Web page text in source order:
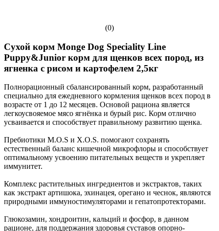
(0)
Cухой корм Monge Dog Speciality Line
Puppy&Junior корм для щенков всех пород, из
ягненка с рисом и картофелем 2,5кг
Полнорационный сбалансированный корм, разработанный
специально для ежедневного кормления щенков всех пород в
возрасте от 1 до 12 месяцев. Основой рациона является
легкоусвояемое мясо ягнёнка и бурый рис. Корм отлично
усваивается и способствует правильному развитию щенка.
Пребиотики М.О.S и X.O.S. помогают сохранять
естественный баланс кишечной микрофлоры и способствует
оптимальному усвоению питательных веществ и укрепляет
иммунитет.
Комплекс растительных ингредиентов и экстрактов, таких
как экстракт артишока, эхинацея, орегано и чеснок, являются
природными иммуностимуляторами и гепатопротекторами.
Глюкозамин, хондроитин, кальций и фосфор, в данном
рационе, для поддержания здоровья суставов опорно-